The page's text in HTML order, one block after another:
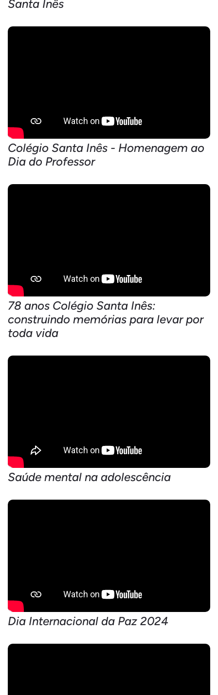
Santa Inês
Colégio Santa Inês - Homenagem ao
Dia do Professor
78 anos Colégio Santa Inês:
construindo memórias para levar por
toda vida
Saúde mental na adolescência
Dia Internacional da Paz 2024